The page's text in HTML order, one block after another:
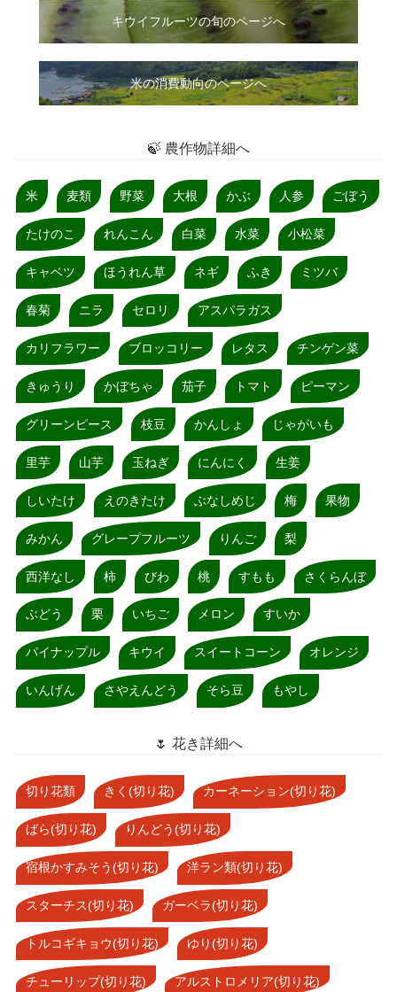
キウイフルーツの旬のページへ
米の消費動向のページへ
🍃 農作物詳細へ
米 麦類 野菜 大根 かぶ 人参 ごぼう
たけのこ れんこん 白菜 水菜 小松菜
キャベツ ほうれん草 ネギ ふき ミツバ
春菊 ニラ セロリ アスパラガス
カリフラワー ブロッコリー レタス チンゲン菜
きゅうり かぼちゃ 茄子 トマト ピーマン
グリーンピース 枝豆 かんしょ じゃがいも
里芋 山芋 玉ねぎ にんにく 生姜
しいたけ えのきたけ ぶなしめじ 梅 果物
みかん グレープフルーツ りんご 梨
西洋なし 柿 びわ 桃 すもも さくらんぼ
ぶどう 栗 いちご メロン すいか
パイナップル キウイ スイートコーン オレンジ
いんげん さやえんどう そら豆 もやし
🌷 花き詳細へ
切り花類 きく(切り花) カーネーション(切り花)
ばら(切り花) りんどう(切り花)
宿根かすみそう(切り花) 洋ラン類(切り花)
スターチス(切り花) ガーベラ(切り花)
トルコギキョウ(切り花) ゆり(切り花)
チューリップ(切り花) アルストロメリア(切り花)